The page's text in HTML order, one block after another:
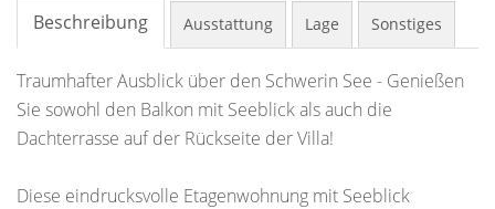
Beschreibung Ausstattung Lage Sonstiges
Traumhafter Ausblick über den Schwerin See - Genießen
Sie sowohl den Balkon mit Seeblick als auch die
Dachterrasse auf der Rückseite der Villa!
Diese eindrucksvolle Etagenwohnung mit Seeblick